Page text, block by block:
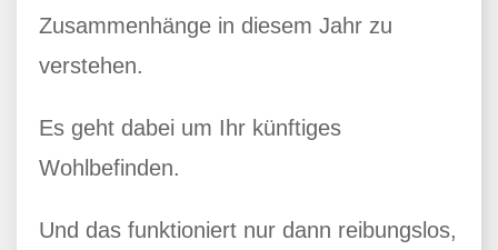
Zusammenhänge in diesem Jahr zu
verstehen.
Es geht dabei um Ihr künftiges
Wohlbefinden.
Und das funktioniert nur dann reibungslos,